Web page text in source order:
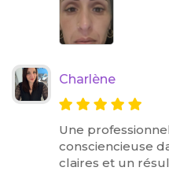
Charlène
Une
consciencieuse
claires et un